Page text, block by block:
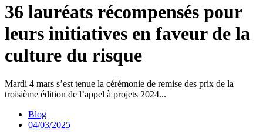
36 lauréats récompensés pour
leurs initiatives en faveur de la
culture du risque
Mardi 4 mars s’est tenue la cérémonie de remise des prix de la
troisième édition de l’appel à projets 2024...
Blog
04/03/2025